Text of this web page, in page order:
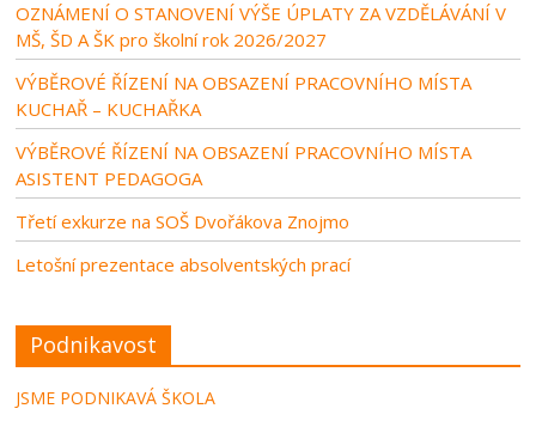
OZNÁMENÍ O STANOVENÍ VÝŠE ÚPLATY ZA VZDĚLÁVÁNÍ V
MŠ, ŠD A ŠK pro školní rok 2026/2027
VÝBĚROVÉ ŘÍZENÍ NA OBSAZENÍ PRACOVNÍHO MÍSTA
KUCHAŘ – KUCHAŘKA
VÝBĚROVÉ ŘÍZENÍ NA OBSAZENÍ PRACOVNÍHO MÍSTA
ASISTENT PEDAGOGA
Třetí exkurze na SOŠ Dvořákova Znojmo
Letošní prezentace absolventských prací
Podnikavost
JSME PODNIKAVÁ ŠKOLA